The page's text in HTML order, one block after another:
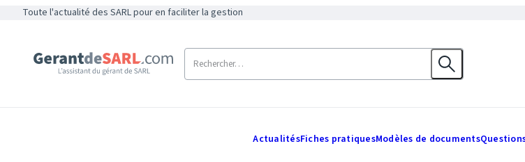
Toute l'actualité des SARL pour en faciliter la gestion
ActualitésFiches pratiquesModèles de documents